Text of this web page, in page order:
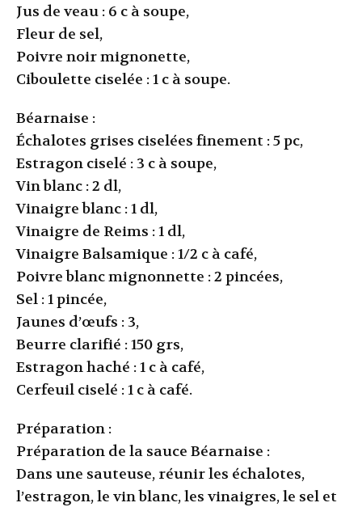
Jus de veau : 6 c à soupe,
Fleur de sel,
Poivre noir mignonette,
Ciboulette ciselée : 1 c à soupe.
Béarnaise :
Échalotes grises ciselées finement : 5 pc,
Estragon ciselé : 3 c à soupe,
Vin blanc : 2 dl,
Vinaigre blanc : 1 dl,
Vinaigre de Reims : 1 dl,
Vinaigre Balsamique : 1/2 c à café,
Poivre blanc mignonnette : 2 pincées,
Sel : 1 pincée,
Jaunes d’œufs : 3,
Beurre clarifié : 150 grs,
Estragon haché : 1 c à café,
Cerfeuil ciselé : 1 c à café.
Préparation :
Préparation de la sauce Béarnaise :
Dans une sauteuse, réunir les échalotes,
l’estragon, le vin blanc, les vinaigres, le sel et